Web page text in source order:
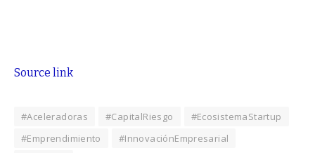
Source link
#Aceleradoras #CapitalRiesgo
#EcosistemaStartup
#Emprendimiento
#InnovaciónEmpresarial